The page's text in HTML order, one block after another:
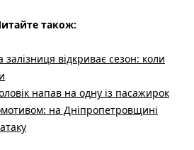
також:
відкриває сезон: коли
напав на одну із пасажирок
на Дніпропетровщині